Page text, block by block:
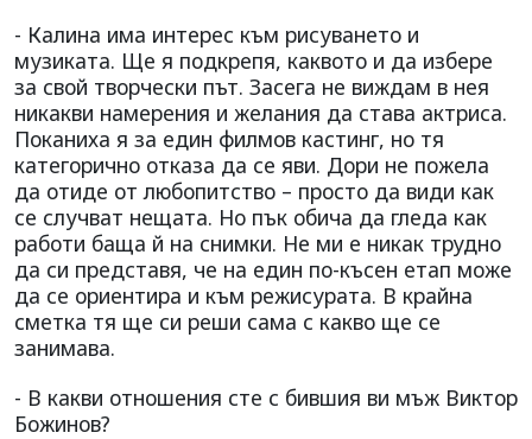
- Калина има интерес към рисуването и
музиката. Ще я подкрепя, каквото и да избере
за свой творчески път. Засега не виждам в нея
никакви намерения и желания да става актриса.
Поканиха я за един филмов кастинг, но тя
категорично отказа да се яви. Дори не пожела
да отиде от любопитство – просто да види как
се случват нещата. Но пък обича да гледа как
работи баща й на снимки. Не ми е никак трудно
да си представя, че на един по-късен етап може
да се ориентира и към режисурата. В крайна
сметка тя ще си реши сама с какво ще се
занимава.
- В какви отношения сте с бившия ви мъж Виктор
Божинов?